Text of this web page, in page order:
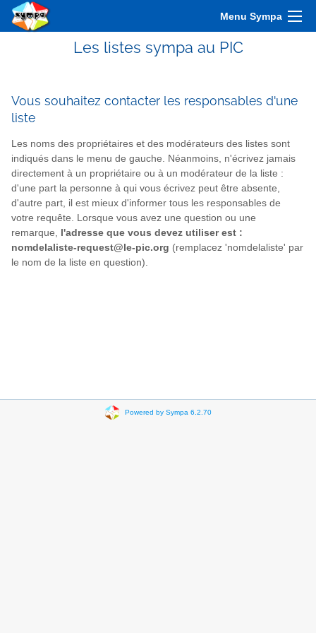
Menu Sympa
Les listes sympa au PIC
Vous souhaitez contacter les responsables d'une
liste
Les noms des propriétaires et des modérateurs des listes sont
indiqués dans le menu de gauche. Néanmoins, n'écrivez jamais
directement à un propriétaire ou à un modérateur de la liste :
d'une part la personne à qui vous écrivez peut être absente,
d'autre part, il est mieux d'informer tous les responsables de
votre requête. Lorsque vous avez une question ou une
remarque, l'adresse que vous devez utiliser est :
nomdelaliste-request@le-pic.org (remplacez 'nomdelaliste' par
le nom de la liste en question).
Powered by Sympa 6.2.70